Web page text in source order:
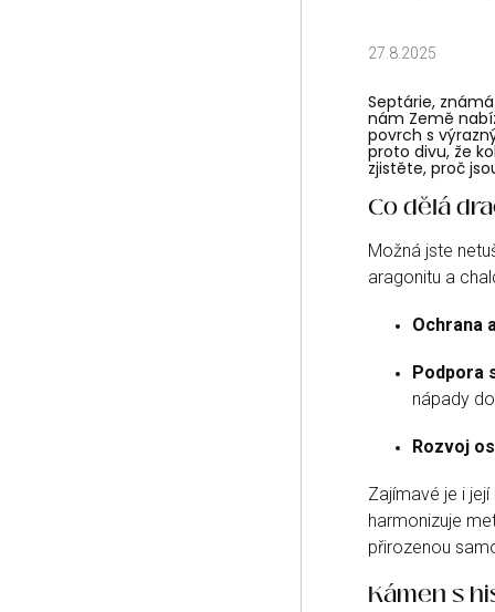
27.8.2025
Septárie,
nám Země
povrch s
proto divu, že
zjistěte, proč
Co dělá
Možná jste
aragonitu a
Ochrana
Podpora
nápady
Rozvoj
Zajímavé je i
harmonizuje
přirozenou
Kámen s